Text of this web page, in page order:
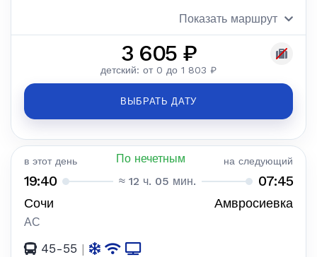
Показать маршрут
3 605 ₽
детский: от 0 до 1 803 ₽
ВЫБРАТЬ ДАТУ
в этот день По нечетным на следующий
19:40 ≈ 12 ч. 05 мин. 07:45
Сочи Амвросиевка
АС
45-55 |